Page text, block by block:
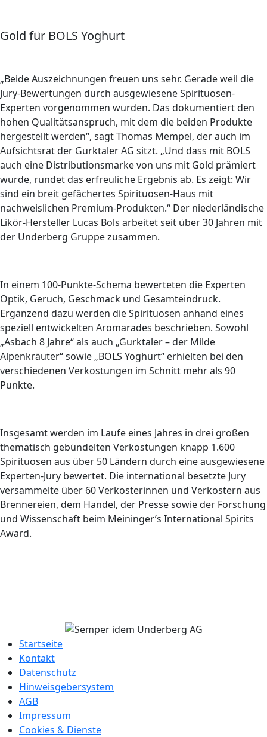
Gold für BOLS Yoghurt
„Beide Auszeichnungen freuen uns sehr. Gerade weil die
Jury-Bewertungen durch ausgewiesene Spirituosen-
Experten vorgenommen wurden. Das dokumentiert den
hohen Qualitätsanspruch, mit dem die beiden Produkte
hergestellt werden“, sagt Thomas Mempel, der auch im
Aufsichtsrat der Gurktaler AG sitzt. „Und dass mit BOLS
auch eine Distributionsmarke von uns mit Gold prämiert
wurde, rundet das erfreuliche Ergebnis ab. Es zeigt: Wir
sind ein breit gefächertes Spirituosen-Haus mit
nachweislichen Premium-Produkten.“ Der niederländische
Likör-Hersteller Lucas Bols arbeitet seit über 30 Jahren mit
der Underberg Gruppe zusammen.
In einem 100-Punkte-Schema bewerteten die Experten
Optik, Geruch, Geschmack und Gesamteindruck.
Ergänzend dazu werden die Spirituosen anhand eines
speziell entwickelten Aromarades beschrieben. Sowohl
„Asbach 8 Jahre“ als auch „Gurktaler – der Milde
Alpenkräuter“ sowie „BOLS Yoghurt“ erhielten bei den
verschiedenen Verkostungen im Schnitt mehr als 90
Punkte.
Insgesamt werden im Laufe eines Jahres in drei großen
thematisch gebündelten Verkostungen knapp 1.600
Spirituosen aus über 50 Ländern durch eine ausgewiesene
Experten-Jury bewertet. Die international besetzte Jury
versammelte über 60 Verkosterinnen und Verkostern aus
Brennereien, dem Handel, der Presse sowie der Forschung
und Wissenschaft beim Meininger’s International Spirits
Award.
Startseite
Kontakt
Datenschutz
Hinweisgebersystem
AGB
Impressum
Cookies & Dienste